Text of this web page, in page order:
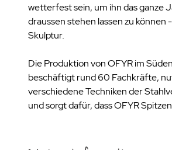
wetterfest sein, um ihn das ganze
draussen stehen lassen zu können
Skulptur.
Die Produktion von OFYR im
beschäftigt rund 60 Fachkräfte,
verschiedene Techniken der
und sorgt dafür, dass OFYR